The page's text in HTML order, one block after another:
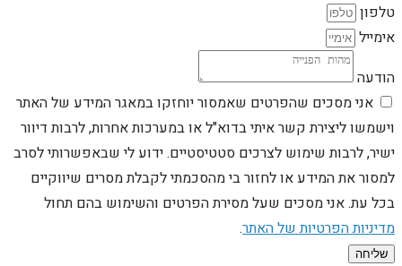
טלפון
אימייל
הודעה
אני מסכים שהפרטים שאמסור יוחזקו במאגר המידע של האתר
וישמשו ליצירת קשר איתי בדוא"ל או במערכות אחרות, לרבות דיוור
ישיר, לרבות שימוש לצרכים סטטיסטיים. ידוע לי שבאפשרותי לסרב
למסור את המידע או לחזור בי מהסכמתי לקבלת מסרים שיווקיים
בכל עת. אני מסכים שעל מסירת הפרטים והשימוש בהם תחול
מדיניות הפרטיות של האתר.
שליחה